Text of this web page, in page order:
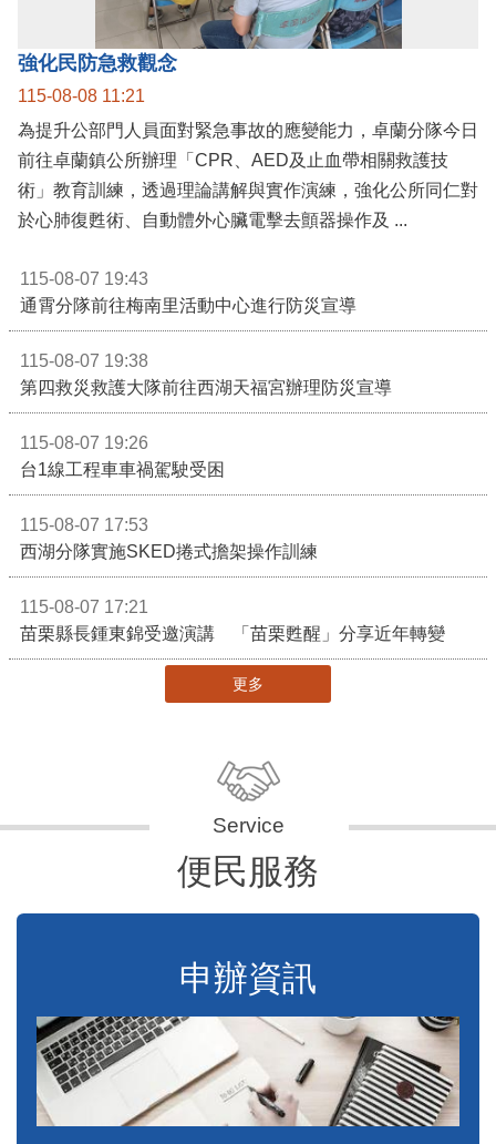
強化民防急救觀念
115-08-08 11:21
為提升公部門人員面對緊急事故的應變能力，卓蘭分隊今日
前往卓蘭鎮公所辦理「CPR、AED及止血帶相關救護技
術」教育訓練，透過理論講解與實作演練，強化公所同仁對
於心肺復甦術、自動體外心臟電擊去顫器操作及 ...
115-08-07 19:43
通霄分隊前往梅南里活動中心進行防災宣導
115-08-07 19:38
第四救災救護大隊前往西湖天福宮辦理防災宣導
115-08-07 19:26
台1線工程車車禍駕駛受困
115-08-07 17:53
西湖分隊實施SKED捲式擔架操作訓練
115-08-07 17:21
苗栗縣長鍾東錦受邀演講 「苗栗甦醒」分享近年轉變
更多
便民服務
申辦資訊